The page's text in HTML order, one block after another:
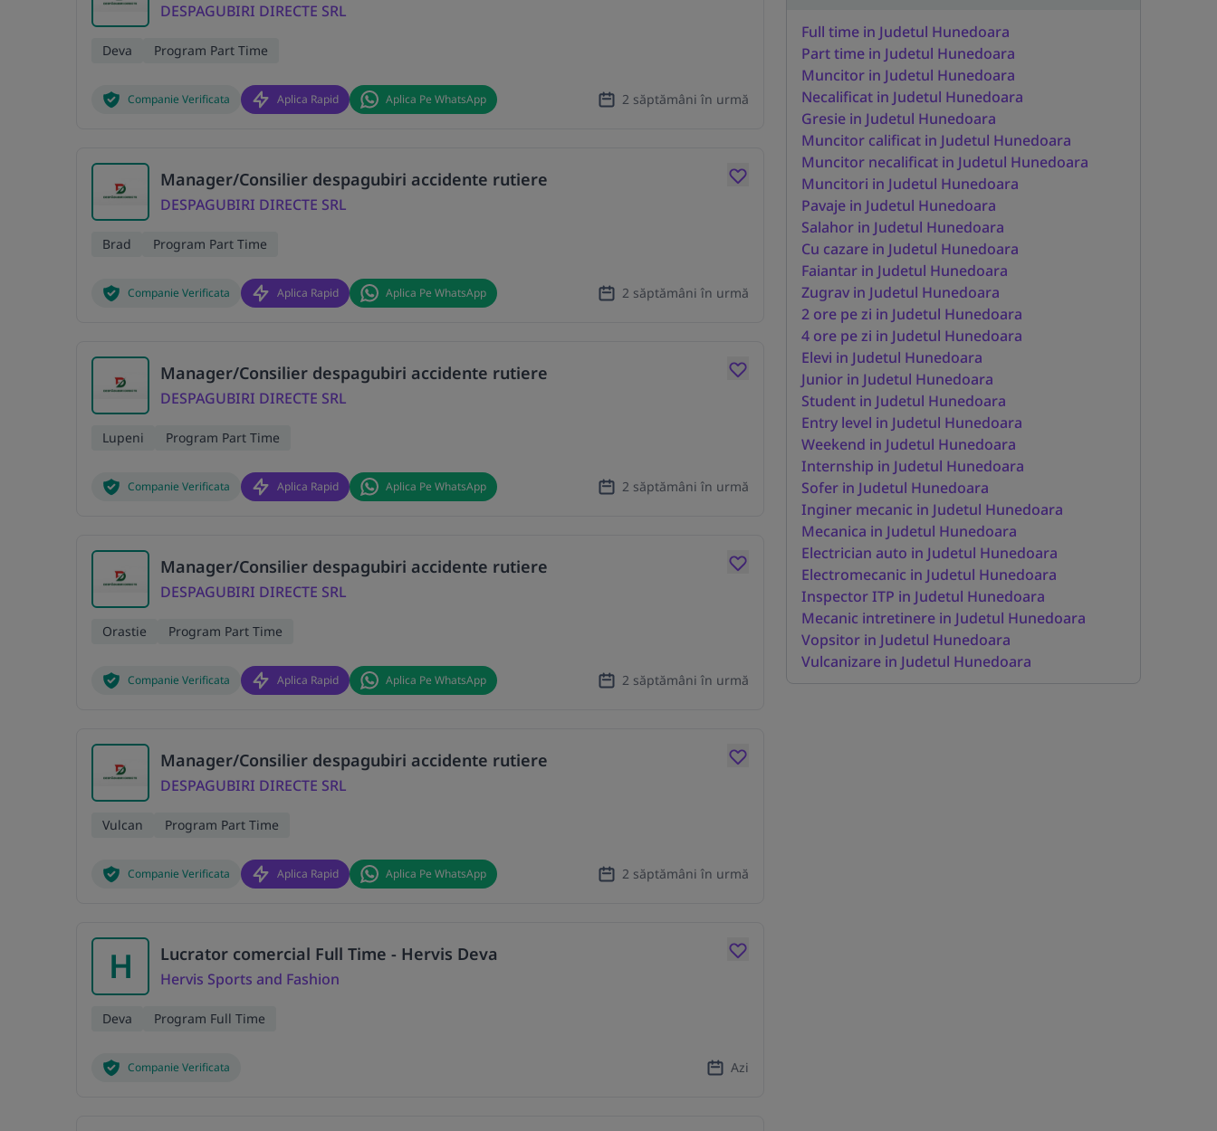
DESPAGUBIRI DIRECTE SRL
Deva Program Part Time
Companie Verificata Aplica Rapid Aplica Pe WhatsApp 2 săptămâni în urmă
Manager/Consilier despagubiri accidente rutiere
DESPAGUBIRI DIRECTE SRL
Brad Program Part Time
Companie Verificata Aplica Rapid Aplica Pe WhatsApp 2 săptămâni în urmă
Manager/Consilier despagubiri accidente rutiere
DESPAGUBIRI DIRECTE SRL
Lupeni Program Part Time
Companie Verificata Aplica Rapid Aplica Pe WhatsApp 2 săptămâni în urmă
Manager/Consilier despagubiri accidente rutiere
DESPAGUBIRI DIRECTE SRL
Orastie Program Part Time
Companie Verificata Aplica Rapid Aplica Pe WhatsApp 2 săptămâni în urmă
Manager/Consilier despagubiri accidente rutiere
DESPAGUBIRI DIRECTE SRL
Vulcan Program Part Time
Companie Verificata Aplica Rapid Aplica Pe WhatsApp 2 săptămâni în urmă
H Lucrator comercial Full Time - Hervis Deva
Hervis Sports and Fashion
Deva Program Full Time
Companie Verificata Azi
Full time in Judetul Hunedoara
Part time in Judetul Hunedoara
Muncitor in Judetul Hunedoara
Necalificat in Judetul Hunedoara
Gresie in Judetul Hunedoara
Muncitor calificat in Judetul Hunedoara
Muncitor necalificat in Judetul Hunedoara
Muncitori in Judetul Hunedoara
Pavaje in Judetul Hunedoara
Salahor in Judetul Hunedoara
Cu cazare in Judetul Hunedoara
Faiantar in Judetul Hunedoara
Zugrav in Judetul Hunedoara
2 ore pe zi in Judetul Hunedoara
4 ore pe zi in Judetul Hunedoara
Elevi in Judetul Hunedoara
Junior in Judetul Hunedoara
Student in Judetul Hunedoara
Entry level in Judetul Hunedoara
Weekend in Judetul Hunedoara
Internship in Judetul Hunedoara
Sofer in Judetul Hunedoara
Inginer mecanic in Judetul Hunedoara
Mecanica in Judetul Hunedoara
Electrician auto in Judetul Hunedoara
Electromecanic in Judetul Hunedoara
Inspector ITP in Judetul Hunedoara
Mecanic intretinere in Judetul Hunedoara
Vopsitor in Judetul Hunedoara
Vulcanizare in Judetul Hunedoara